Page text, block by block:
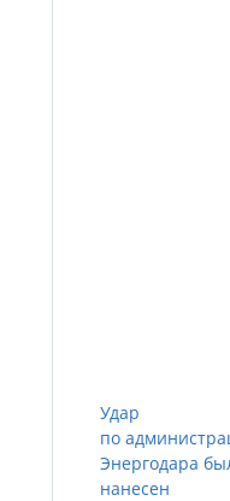
Удар
по
Энергодара
нанесен